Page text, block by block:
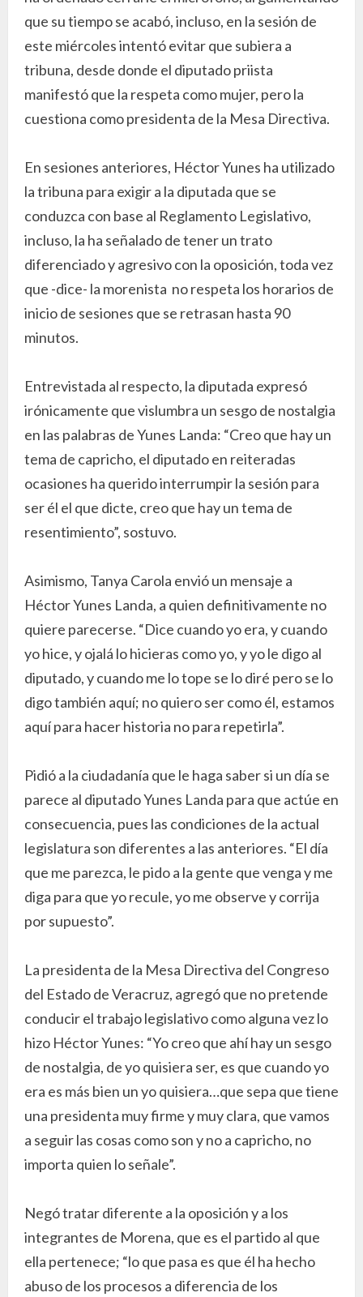
que su tiempo se acabó, incluso, en la sesión de
este miércoles intentó evitar que subiera a
tribuna, desde donde el diputado priista
manifestó que la respeta como mujer, pero la
cuestiona como presidenta de la Mesa Directiva.
En sesiones anteriores, Héctor Yunes ha utilizado
la tribuna para exigir a la diputada que se
conduzca con base al Reglamento Legislativo,
incluso, la ha señalado de tener un trato
diferenciado y agresivo con la oposición, toda vez
que -dice- la morenista no respeta los horarios de
inicio de sesiones que se retrasan hasta 90
minutos.
Entrevistada al respecto, la diputada expresó
irónicamente que vislumbra un sesgo de nostalgia
en las palabras de Yunes Landa: “Creo que hay un
tema de capricho, el diputado en reiteradas
ocasiones ha querido interrumpir la sesión para
ser él el que dicte, creo que hay un tema de
resentimiento”, sostuvo.
Asimismo, Tanya Carola envió un mensaje a
Héctor Yunes Landa, a quien definitivamente no
quiere parecerse. “Dice cuando yo era, y cuando
yo hice, y ojalá lo hicieras como yo, y yo le digo al
diputado, y cuando me lo tope se lo diré pero se lo
digo también aquí; no quiero ser como él, estamos
aquí para hacer historia no para repetirla”.
Pidió a la ciudadanía que le haga saber si un día se
parece al diputado Yunes Landa para que actúe en
consecuencia, pues las condiciones de la actual
legislatura son diferentes a las anteriores. “El día
que me parezca, le pido a la gente que venga y me
diga para que yo recule, yo me observe y corrija
por supuesto”.
La presidenta de la Mesa Directiva del Congreso
del Estado de Veracruz, agregó que no pretende
conducir el trabajo legislativo como alguna vez lo
hizo Héctor Yunes: “Yo creo que ahí hay un sesgo
de nostalgia, de yo quisiera ser, es que cuando yo
era es más bien un yo quisiera…que sepa que tiene
una presidenta muy firme y muy clara, que vamos
a seguir las cosas como son y no a capricho, no
importa quien lo señale”.
Negó tratar diferente a la oposición y a los
integrantes de Morena, que es el partido al que
ella pertenece; “lo que pasa es que él ha hecho
abuso de los procesos a diferencia de los